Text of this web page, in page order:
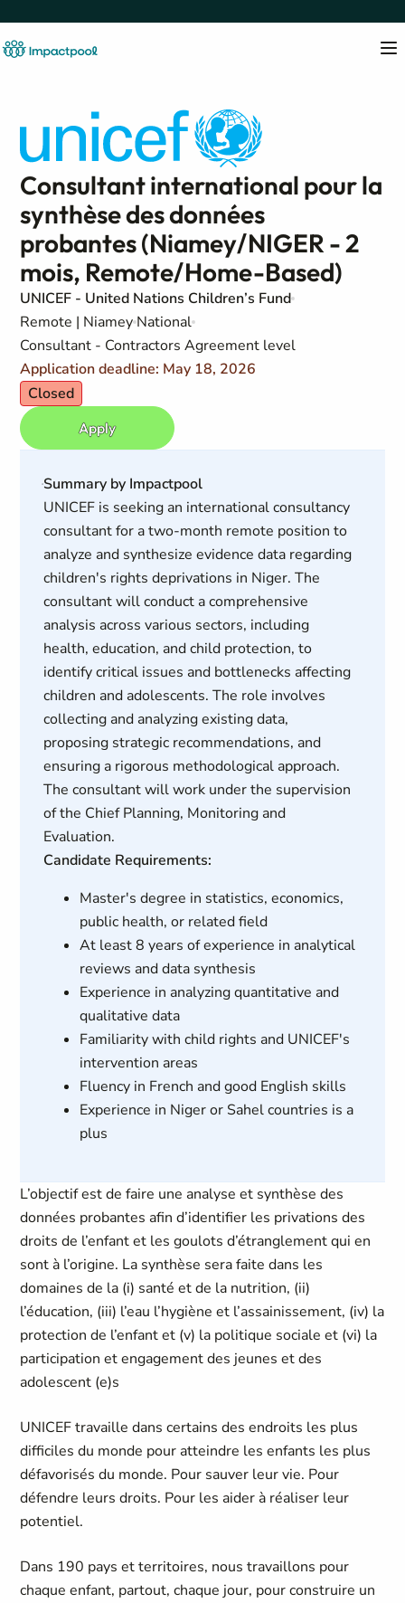
Consultant international pour la
synthèse des données
probantes (Niamey/NIGER - 2
mois, Remote/Home-Based)
UNICEF - United Nations Children’s Fund
Remote | Niamey National
Consultant - Contractors Agreement level
Application deadline: May 18, 2026
Closed
Apply
Summary by Impactpool
UNICEF is seeking an international consultancy
consultant for a two-month remote position to
analyze and synthesize evidence data regarding
children's rights deprivations in Niger. The
consultant will conduct a comprehensive
analysis across various sectors, including
health, education, and child protection, to
identify critical issues and bottlenecks affecting
children and adolescents. The role involves
collecting and analyzing existing data,
proposing strategic recommendations, and
ensuring a rigorous methodological approach.
The consultant will work under the supervision
of the Chief Planning, Monitoring and
Evaluation.
Candidate Requirements:
Master's degree in statistics, economics,
public health, or related field
At least 8 years of experience in analytical
reviews and data synthesis
Experience in analyzing quantitative and
qualitative data
Familiarity with child rights and UNICEF's
intervention areas
Fluency in French and good English skills
Experience in Niger or Sahel countries is a
plus
L’objectif est de faire une analyse et synthèse des
données probantes afin d’identifier les privations des
droits de l’enfant et les goulots d’étranglement qui en
sont à l’origine. La synthèse sera faite dans les
domaines de la (i) santé et de la nutrition, (ii)
l’éducation, (iii) l’eau l’hygiène et l’assainissement, (iv) la
protection de l’enfant et (v) la politique sociale et (vi) la
participation et engagement des jeunes et des
adolescent (e)s
UNICEF travaille dans certains des endroits les plus
difficiles du monde pour atteindre les enfants les plus
défavorisés du monde. Pour sauver leur vie. Pour
défendre leurs droits. Pour les aider à réaliser leur
potentiel.
Dans 190 pays et territoires, nous travaillons pour
chaque enfant, partout, chaque jour, pour construire un